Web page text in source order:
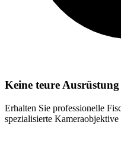
Keine teure
Erhalten Sie professionelle
spezialisierte Kameraobjektive